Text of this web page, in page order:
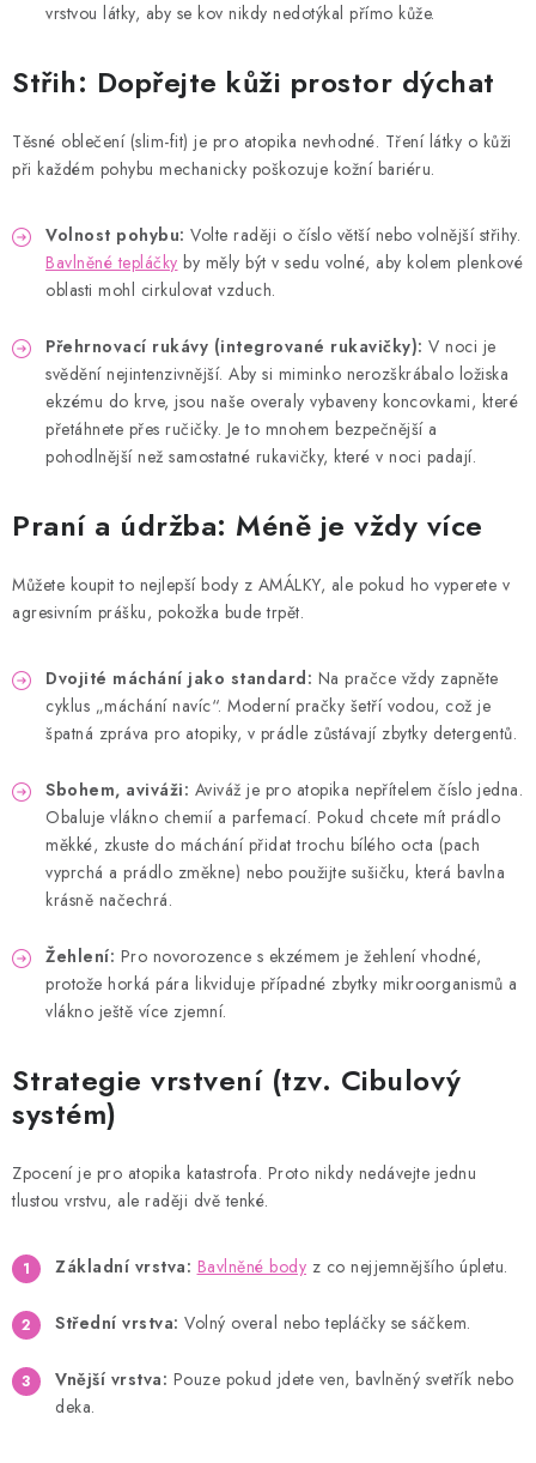
vrstvou látky, aby se kov nikdy nedotýkal přímo kůže.
Střih: Dopřejte kůži prostor dýchat
Těsné oblečení (slim-fit) je pro atopika nevhodné. Tření látky o kůži
při každém pohybu mechanicky poškozuje kožní bariéru.
Volnost pohybu: Volte raději o číslo větší nebo volnější střihy.
Bavlněné tepláčky by měly být v sedu volné, aby kolem plenkové
oblasti mohl cirkulovat vzduch.
Přehrnovací rukávy (integrované rukavičky): V noci je
svědění nejintenzivnější. Aby si miminko nerozškrábalo ložiska
ekzému do krve, jsou naše overaly vybaveny koncovkami, které
přetáhnete přes ručičky. Je to mnohem bezpečnější a
pohodlnější než samostatné rukavičky, které v noci padají.
Praní a údržba: Méně je vždy více
Můžete koupit to nejlepší body z AMÁLKY, ale pokud ho vyperete v
agresivním prášku, pokožka bude trpět.
Dvojité máchání jako standard: Na pračce vždy zapněte
cyklus „máchání navíc“. Moderní pračky šetří vodou, což je
špatná zpráva pro atopiky, v prádle zůstávají zbytky detergentů.
Sbohem, aviváži: Aviváž je pro atopika nepřítelem číslo jedna.
Obaluje vlákno chemií a parfemací. Pokud chcete mít prádlo
měkké, zkuste do máchání přidat trochu bílého octa (pach
vyprchá a prádlo změkne) nebo použijte sušičku, která bavlna
krásně načechrá.
Žehlení: Pro novorozence s ekzémem je žehlení vhodné,
protože horká pára likviduje případné zbytky mikroorganismů a
vlákno ještě více zjemní.
Strategie vrstvení (tzv. Cibulový
systém)
Zpocení je pro atopika katastrofa. Proto nikdy nedávejte jednu
tlustou vrstvu, ale raději dvě tenké.
Základní vrstva: Bavlněné body z co nejjemnějšího úpletu.
Střední vrstva: Volný overal nebo tepláčky se sáčkem.
Vnější vrstva: Pouze pokud jdete ven, bavlněný svetřík nebo
deka.